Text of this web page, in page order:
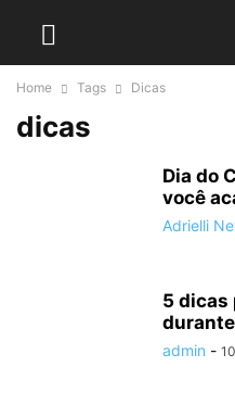
Home Tags Dicas
dicas
Dia do
você
Adrielli
5 dicas
admin -